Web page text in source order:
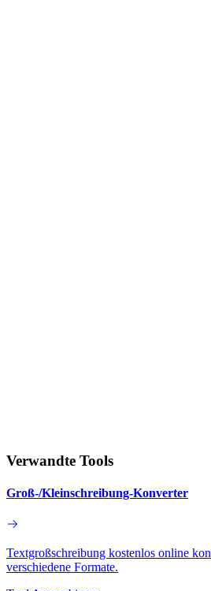
Verwandte Tools
Groß-/Kleinschreibung-Konverter
Textgroßschreibung kostenlos online
verschiedene Formate.